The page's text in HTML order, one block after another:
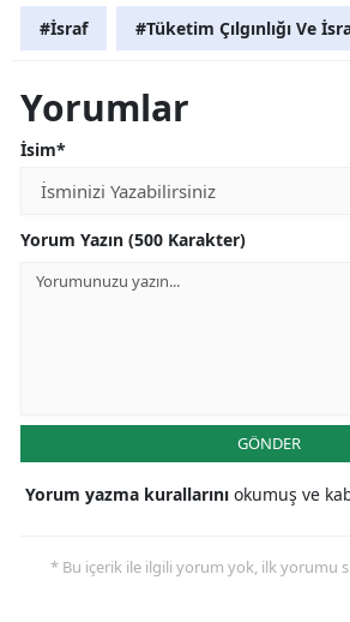
#İsraf #Tüketim Çılgınlığı Ve
Yorumlar
İsim*
Yorum Yazın (500 Karakter)
GÖNDER
Yorum yazma kurallarını okumuş ve
* Bu içerik ile ilgili yorum yok, ilk yorumu